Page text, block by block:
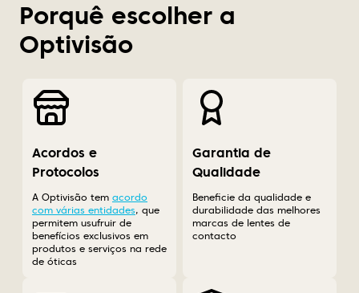
Porquê escolher a
Optivisão
Acordos e
Protocolos
A Optivisão tem acordo
com várias entidades, que
permitem usufruir de
benefícios exclusivos em
produtos e serviços na rede
de óticas
Garantia de
Qualidade
Beneficie da qualidade e
durabilidade das melhores
marcas de lentes de
contacto